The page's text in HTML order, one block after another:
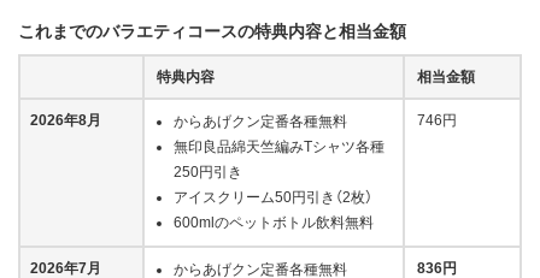
これまでのバラエティコースの特典内容と相当金額
特典内容 相当金額
2026年8月
からあげクン定番各種無料
無印良品綿天竺編みTシャツ各種
250円引き
アイスクリーム50円引き（2枚）
600mlのペットボトル飲料無料
746円
2026年7月
からあげクン定番各種無料
836円